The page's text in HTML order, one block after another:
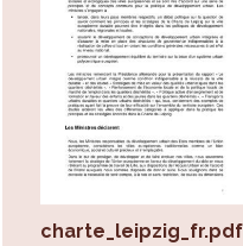
charte_leipzig_fr.pdf